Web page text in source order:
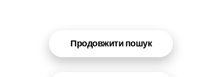
Продовжити пошук